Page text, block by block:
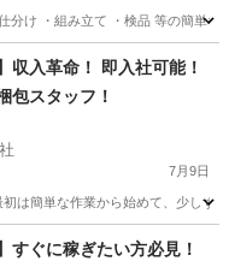
分け ・組み立て ・検品 等の簡単
収入革命！ 即入社可能！
包スタッフ！
7月9日
は簡単な作業から始めて、少し
すぐに稼ぎたい方必見！